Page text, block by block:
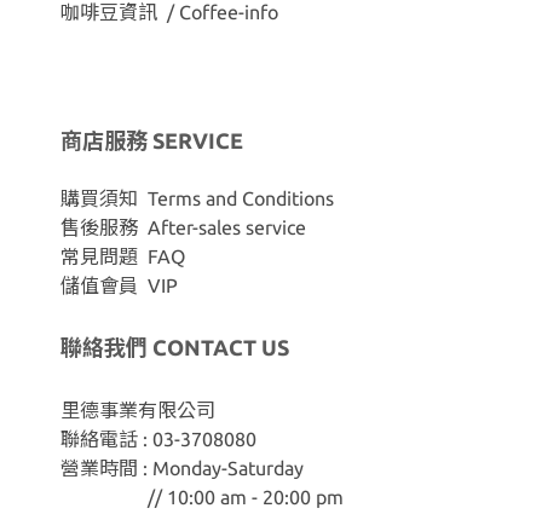
咖啡豆資訊 / Coffee-info
商店服務 SERVICE
購買須知 Terms and Conditions
售後服務 After-sales service
常見問題 FAQ
儲值會員 VIP
聯絡我們 CONTACT US
里德事業有限公司
聯絡電話 : 03-3708080
營業時間 : Monday-Saturday
// 10:00 am - 20:00 pm